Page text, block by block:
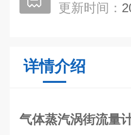
更新时间：
详情介绍
气体蒸汽涡街流量